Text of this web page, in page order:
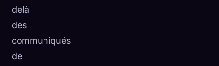
delà
des
communiqués
de